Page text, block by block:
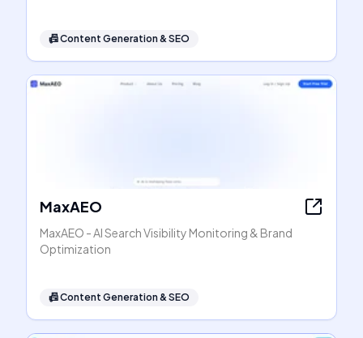
📠Content Generation & SEO
MaxAEO
MaxAEO - AI Search Visibility Monitoring & Brand
Optimization
📠Content Generation & SEO